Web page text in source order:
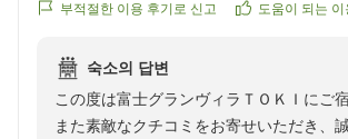
多いような事もなく、快適に過ごせました。
クチコミの詳細はこちらから
https://review.travel.rakuten.co.jp/hotel/
reviewId=33123478133264
부적절한 이용 후기로 신고 도움이 되는 이
숙소의 답변
この度は富士グランヴィラＴＯＫＩにご
また素敵なクチコミをお寄せいただき、